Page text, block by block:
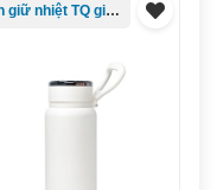
Bình giữ nhiệt TQ giá rẻ